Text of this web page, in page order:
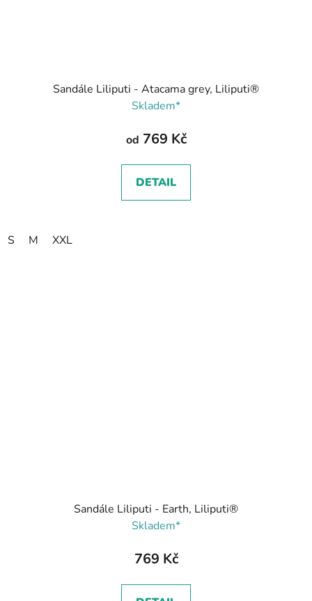
Sandále Liliputi - Atacama grey, Liliputi®
Skladem*
od 769 Kč
DETAIL
S M XXL
Sandále Liliputi - Earth, Liliputi®
Skladem*
769 Kč